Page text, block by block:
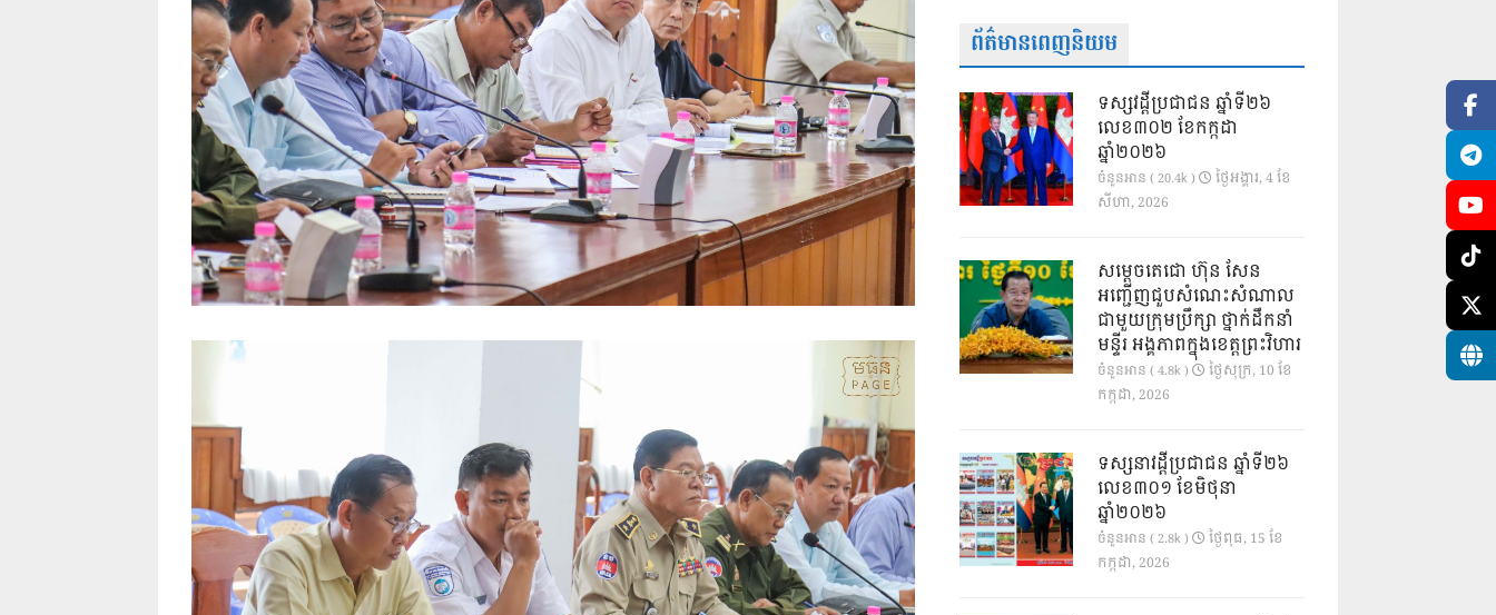
ព័ត៌មានពេញនិយម
ទស្សវដ្តីប្រជាជន ឆ្នាំទី២៦
លេខ៣០២ ខែកក្កដា
ឆ្នាំ២០២៦
ចំនួនអាន ( 20.4k )
ថ្ងៃ​អង្គារ, 4 ខែ​
សីហា, 2026
សម្តេចតេជោ ហ៊ុន សែន
អញ្ជើញជួបសំណេះសំណាល
ជាមួយក្រុមប្រឹក្សា ថ្នាក់ដឹកនាំ
មន្ទីរ អង្គភាពក្នុងខេត្តព្រះវិហារ
ចំនួនអាន ( 4.8k )
ថ្ងៃ​សុក្រ, 10 ខែ​
កក្កដា, 2026
ទស្សនាវដ្ដីប្រជាជន ឆ្នាំទី២៦
លេខ៣០១ ខែមិថុនា
ឆ្នាំ២០២៦
ចំនួនអាន ( 2.8k )
ថ្ងៃ​ពុធ, 15 ខែ​
កក្កដា, 2026